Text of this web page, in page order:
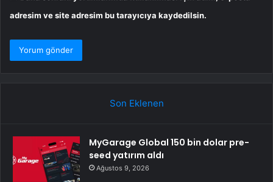
adresim ve site adresim bu tarayıcıya kaydedilsin.
Son Eklenen
MyGarage Global 150 bin dolar pre-
seed yatırım aldı
Ağustos 9, 2026